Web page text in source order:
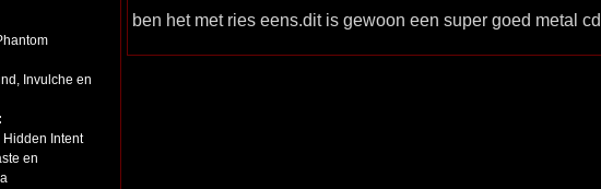
Invulche en
Hidden Intent
en
ben het met ries eens.dit is gewoon een super goed metal cd